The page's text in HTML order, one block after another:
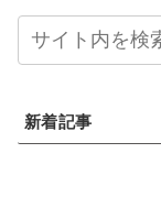
新着記事